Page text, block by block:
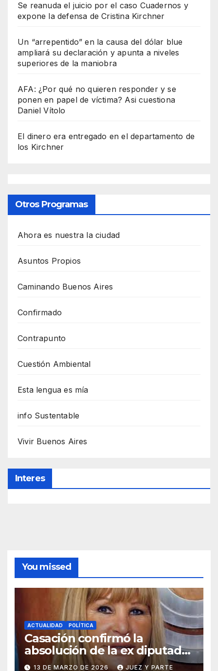
Se reanuda el juicio por el caso Cuadernos y
expone la defensa de Cristina Kirchner
Un “arrepentido” en la causa del dólar blue
ampliará su declaración y apunta a niveles
superiores de la maniobra
AFA: ¿Por qué no quieren responder y se
ponen en papel de víctima? Asi cuestiona
Daniel Vítolo
El dinero era entregado en el departamento de
los Kirchner
Otros Programas
Ahora es nuestra la ciudad
Asuntos Propios
Caminando Buenos Aires
Confirmado
Contrapunto
Cuestión Ambiental
Esta lengua es mía
info Sustentable
Vivir Buenos Aires
Interes
You missed
ACTUALIDAD POLÍTICA
Casación confirmó la
absolución de la ex diputada
Aída Ayala en una causa por
13 DE MARZO DE 2026 JUEZ Y PARTE